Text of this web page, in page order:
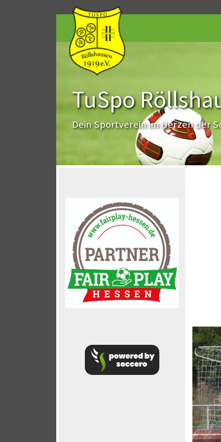
TuSpo
Dein Sportverein im Herzen der